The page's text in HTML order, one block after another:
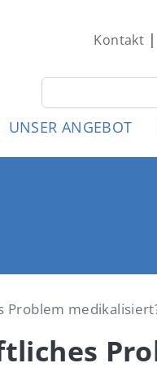
Suche
Kontakt|
UNSER ANGEBOT
Problem